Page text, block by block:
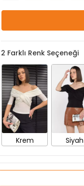
2Farklı Renk Seçeneği
Krem Siyah